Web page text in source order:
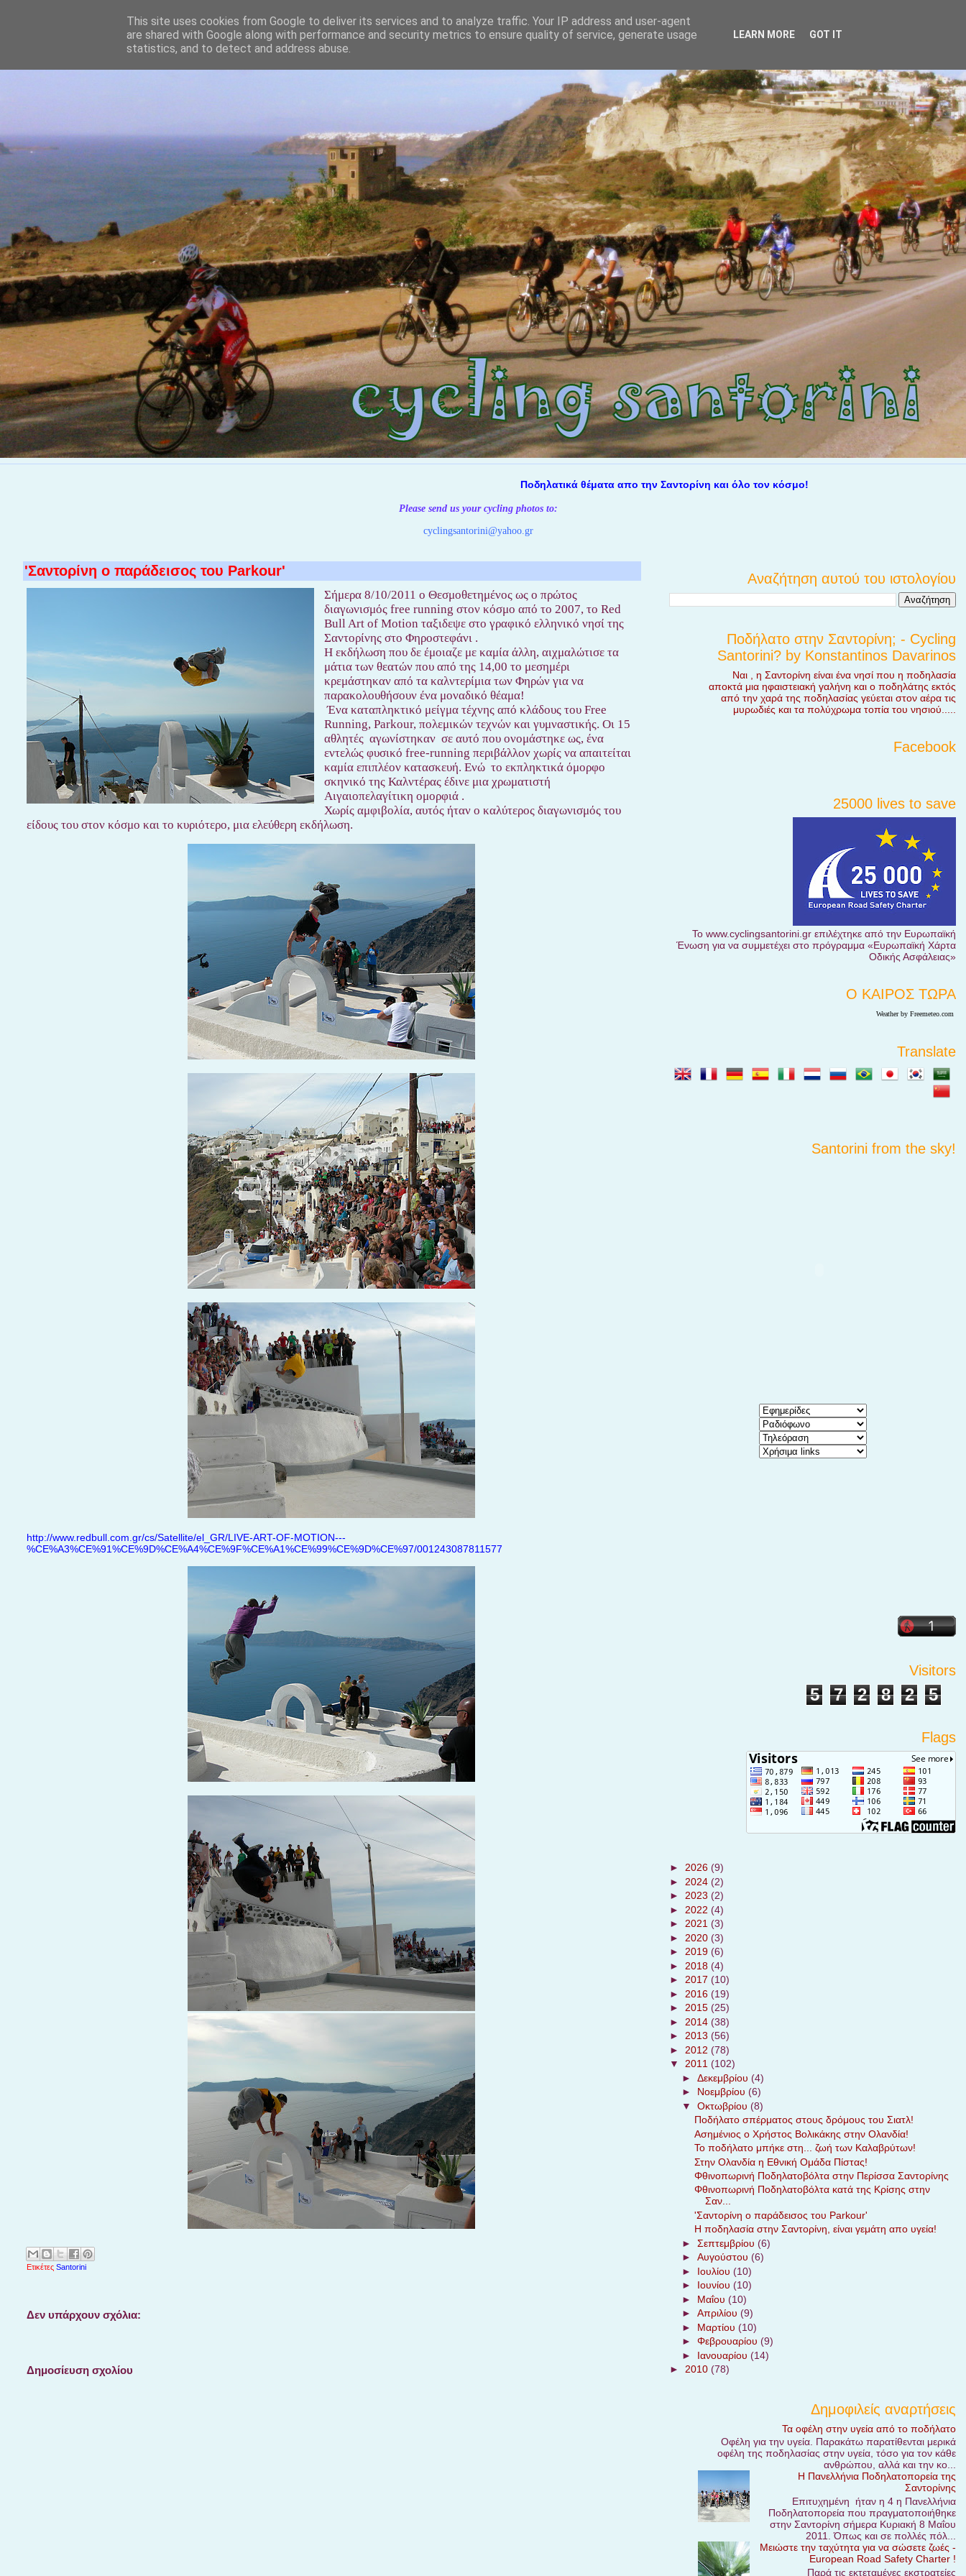
Ποδηλατικά θέματα απο την Σαντορίνη και όλο τον κόσμο!
Please send us your cycling photos to:
cyclingsantorini@yahoo.gr
'Σαντορίνη ο παράδεισος του Parkour'
Σήμερα 8/10/2011 ο Θεσμοθετημένος ως ο πρώτος
διαγωνισμός free running στον κόσμο από το 2007, το Red
Bull Art of Motion ταξιδεψε στο γραφικό ελληνικό νησί της
Σαντορίνης στο Φηροστεφάνι .
Η εκδήλωση που δε έμοιαζε με καμία άλλη, αιχμαλώτισε τα
μάτια των θεατών που από της 14,00 το μεσημέρι
κρεμάστηκαν από τα καλντερίμια των Φηρών για να
παρακολουθήσουν ένα μοναδικό θέαμα!
Ένα καταπληκτικό μείγμα τέχνης από κλάδους του Free
Running, Parkour, πολεμικών τεχνών και γυμναστικής. Οι 15
αθλητές αγωνίστηκαν σε αυτό που ονομάστηκε ως, ένα
εντελώς φυσικό free-running περιβάλλον χωρίς να απαιτείται
καμία επιπλέον κατασκευή. Ενώ το εκπληκτικά όμορφο
σκηνικό της Καλντέρας έδινε μια χρωματιστή
Αιγαιοπελαγίτικη ομορφιά .
Χωρίς αμφιβολία, αυτός ήταν ο καλύτερος διαγωνισμός του
είδους του στον κόσμο και το κυριότερο, μια ελεύθερη εκδήλωση.
http://www.redbull.com.gr/cs/Satellite/el_GR/LIVE-ART-OF-MOTION---
%CE%A3%CE%91%CE%9D%CE%A4%CE%9F%CE%A1%CE%99%CE%9D%CE%97/001243087811577
Ετικέτες Santorini
Δεν υπάρχουν σχόλια:
Δημοσίευση σχολίου
Αναζήτηση αυτού του ιστολογίου
Ποδήλατο στην Σαντορίνη; - Cycling
Santorini? by Konstantinos Davarinos
Ναι , η Σαντορίνη είναι ένα νησί που η ποδηλασία
αποκτά μια ηφαιστειακή γαλήνη και ο ποδηλάτης εκτός
από την χαρά της ποδηλασίας γεύεται στον αέρα τις
μυρωδιές και τα πολύχρωμα τοπία του νησιού.....
Facebook
25000 lives to save
Το www.cyclingsantorini.gr επιλέχτηκε από την Ευρωπαϊκή
Ένωση για να συμμετέχει στο πρόγραμμα «Ευρωπαϊκή Χάρτα
Οδικής Ασφάλειας»
Ο ΚΑΙΡΟΣ ΤΩΡΑ
Weather by Freemeteo.com
Translate
Santorini from the sky!
Visitors
5 7 2 8 2 5
Flags
► 2026 (9)
► 2024 (2)
► 2023 (2)
► 2022 (4)
► 2021 (3)
► 2020 (3)
► 2019 (6)
► 2018 (4)
► 2017 (10)
► 2016 (19)
► 2015 (25)
► 2014 (38)
► 2013 (56)
► 2012 (78)
▼ 2011 (102)
► Δεκεμβρίου (4)
► Νοεμβρίου (6)
▼ Οκτωβρίου (8)
Ποδήλατο σπέρματος στους δρόμους του Σιατλ!
Ασημένιος ο Χρήστος Βολικάκης στην Ολανδία!
Το ποδήλατο μπήκε στη... ζωή των Καλαβρύτων!
Στην Ολανδία η Εθνική Ομάδα Πίστας!
Φθινοπωρινή Ποδηλατοβόλτα στην Περίσσα Σαντορίνης
Φθινοπωρινή Ποδηλατοβόλτα κατά της Κρίσης στην
Σαν...
'Σαντορίνη ο παράδεισος του Parkour'
Η ποδηλασία στην Σαντορίνη, είναι γεμάτη απο υγεία!
► Σεπτεμβρίου (6)
► Αυγούστου (6)
► Ιουλίου (10)
► Ιουνίου (10)
► Μαΐου (10)
► Απριλίου (9)
► Μαρτίου (10)
► Φεβρουαρίου (9)
► Ιανουαρίου (14)
► 2010 (78)
Δημοφιλείς αναρτήσεις
Τα οφέλη στην υγεία από το ποδήλατο
Οφέλη για την υγεία. Παρακάτω παρατίθενται μερικά
οφέλη της ποδηλασίας στην υγεία, τόσο για τον κάθε
ανθρώπου, αλλά και την κο...
Η Πανελλήνια Ποδηλατοπορεία της
Σαντορίνης
Επιτυχημένη ήταν η 4 η Πανελλήνια
Ποδηλατοπορεία που πραγματοποιήθηκε
στην Σαντορίνη σήμερα Κυριακή 8 Μαΐου
2011. Όπως και σε πολλές πόλ...
Μειώστε την ταχύτητα για να σώσετε ζωές -
European Road Safety Charter !
Παρά τις εκτεταμένες εκστρατείες
This site uses cookies from Google to deliver its services and to analyze traffic. Your IP address and user-agent
are shared with Google along with performance and security metrics to ensure quality of service, generate usage
statistics, and to detect and address abuse.
LEARN MORE GOT IT